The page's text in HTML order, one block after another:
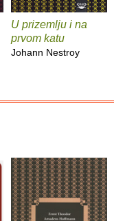
U prizemlju i na
prvom katu
Johann Nestroy